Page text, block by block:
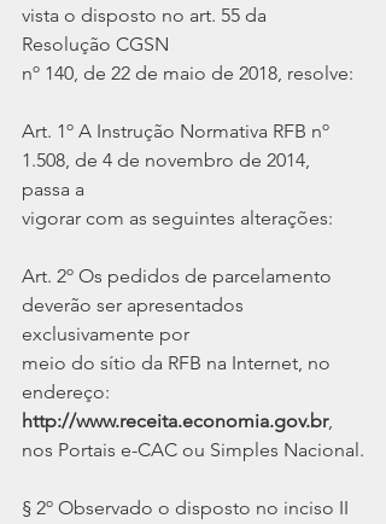
vista o disposto no art. 55 da
Resolução CGSN
nº 140, de 22 de maio de 2018, resolve:
Art. 1º A Instrução Normativa RFB nº
1.508, de 4 de novembro de 2014,
passa a
vigorar com as seguintes alterações:
Art. 2º Os pedidos de parcelamento
deverão ser apresentados
exclusivamente por
meio do sítio da RFB na Internet, no
endereço:
http://www.receita.economia.gov.br,
nos Portais e-CAC ou Simples Nacional.
§ 2º Observado o disposto no inciso II